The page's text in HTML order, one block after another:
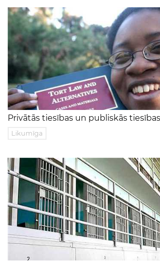
Privātās tiesības un publiskās tiesības
Likumīga